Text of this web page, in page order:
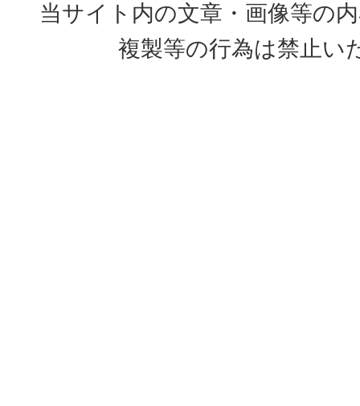
当サイト内の文章・画像等の
複製等の行為は禁止い